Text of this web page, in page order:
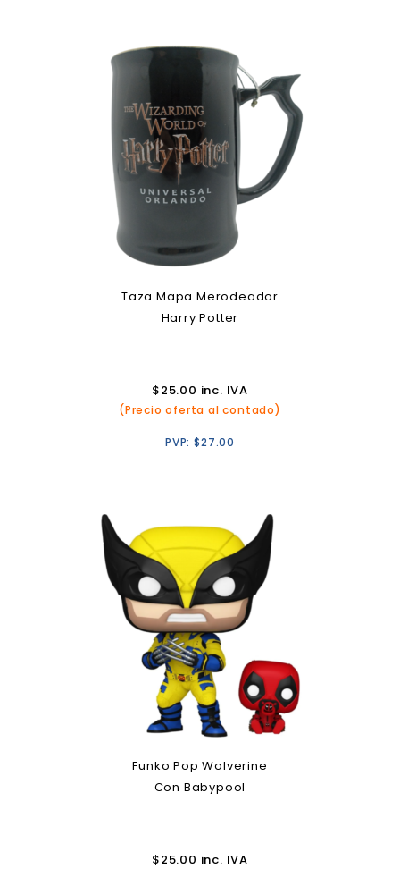
Taza Mapa Merodeador
Harry Potter
$25.00 inc. IVA
(Precio oferta al contado)
PVP:$27.00
Funko Pop Wolverine
Con Babypool
$25.00 inc. IVA